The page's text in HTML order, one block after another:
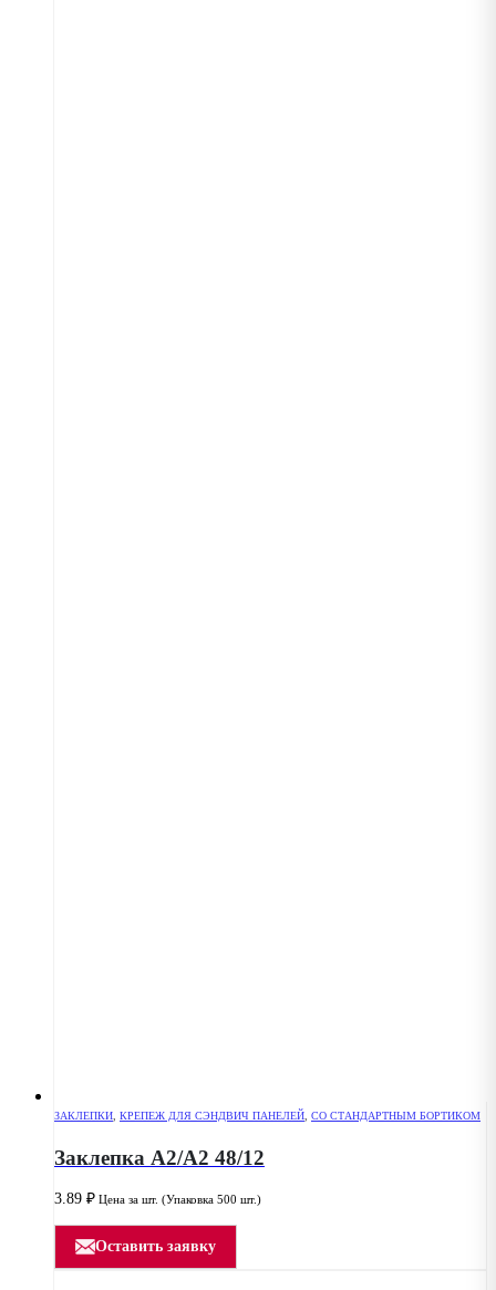
ЗАКЛЕПКИ, КРЕПЕЖ ДЛЯ СЭНДВИЧ ПАНЕЛЕЙ, СО СТАНДАРТНЫМ БОРТИКОМ
Заклепка А2/А2 48/12
3.89 ₽ Цена за шт. (Упаковка 500 шт.)
Оставить заявку